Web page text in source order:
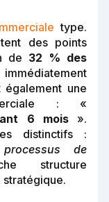
type.
des points
de 32 % des
également une
: «
6 mois».
distinctifs :
de
structure
stratégique.